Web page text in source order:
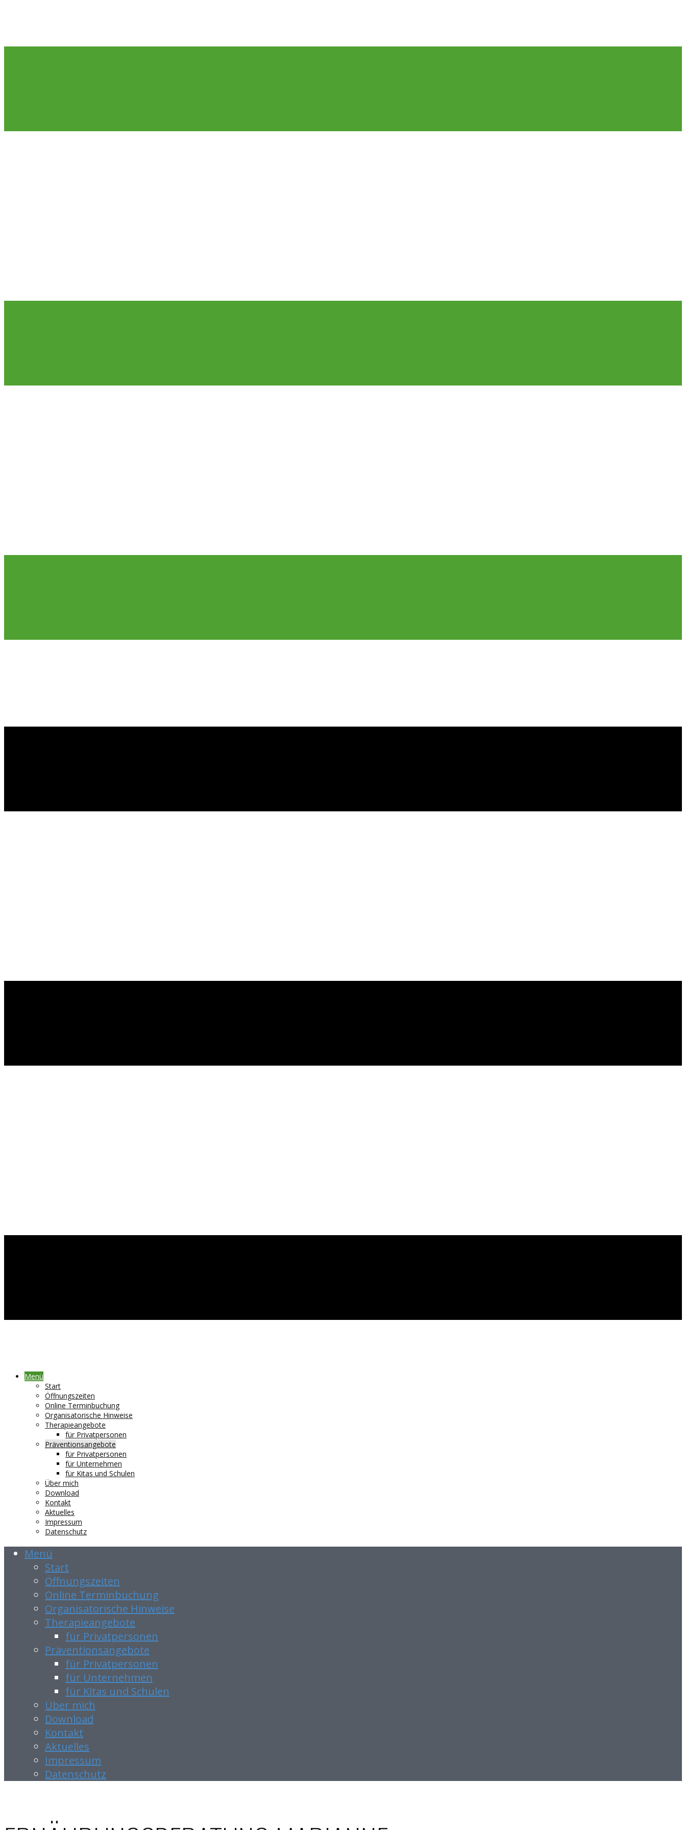
Menü
Start
Öffnungszeiten
Online Terminbuchung
Organisatorische Hinweise
Therapieangebote
für Privatpersonen
Präventionsangebote
für Privatpersonen
für Unternehmen
für Kitas und Schulen
Über mich
Download
Kontakt
Aktuelles
Impressum
Datenschutz
Menü
Start
Öffnungszeiten
Online Terminbuchung
Organisatorische Hinweise
Therapieangebote
für Privatpersonen
Präventionsangebote
für Privatpersonen
für Unternehmen
für Kitas und Schulen
Über mich
Download
Kontakt
Aktuelles
Impressum
Datenschutz